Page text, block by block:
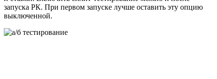
запуска РК. При первом запуске лучше оставить эту опцию
выключенной.